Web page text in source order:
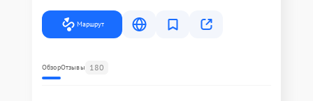
Маршрут
ОбзорОтзывы 180